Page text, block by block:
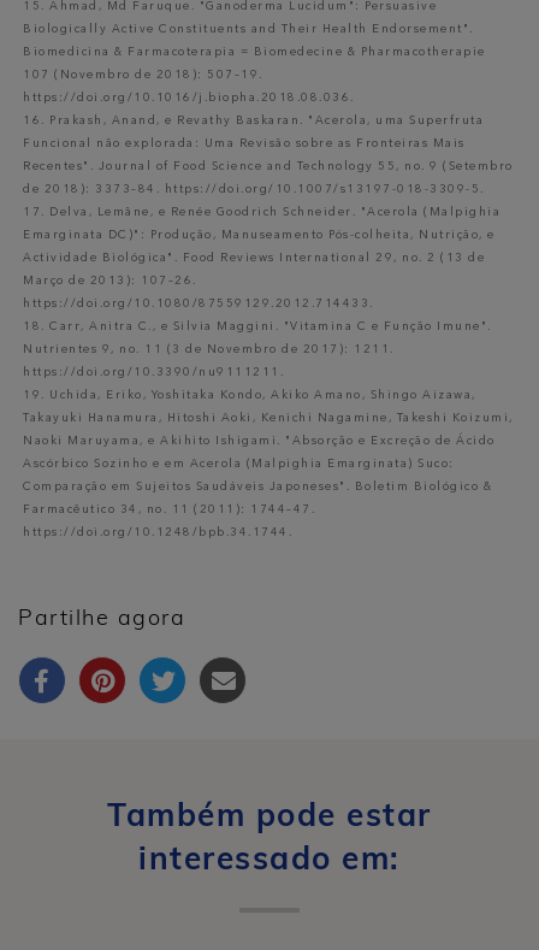
15. Ahmad, Md Faruque. "Ganoderma Lucidum": Persuasive
Biologically Active Constituents and Their Health Endorsement".
Biomedicina & Farmacoterapia = Biomedecine & Pharmacotherapie
107 (Novembro de 2018): 507–19.
https://doi.org/10.1016/j.biopha.2018.08.036.
16. Prakash, Anand, e Revathy Baskaran. "Acerola, uma Superfruta
Funcional não explorada: Uma Revisão sobre as Fronteiras Mais
Recentes". Journal of Food Science and Technology 55, no. 9 (Setembro
de 2018): 3373–84. https://doi.org/10.1007/s13197-018-3309-5.
17. Delva, Lemâne, e Renée Goodrich Schneider. "Acerola (Malpighia
Emarginata DC)": Produção, Manuseamento Pós-colheita, Nutrição, e
Actividade Biológica". Food Reviews International 29, no. 2 (13 de
Março de 2013): 107–26.
https://doi.org/10.1080/87559129.2012.714433.
18. Carr, Anitra C., e Silvia Maggini. "Vitamina C e Função Imune".
Nutrientes 9, no. 11 (3 de Novembro de 2017): 1211.
https://doi.org/10.3390/nu9111211.
19. Uchida, Eriko, Yoshitaka Kondo, Akiko Amano, Shingo Aizawa,
Takayuki Hanamura, Hitoshi Aoki, Kenichi Nagamine, Takeshi Koizumi,
Naoki Maruyama, e Akihito Ishigami. "Absorção e Excreção de Ácido
Ascórbico Sozinho e em Acerola (Malpighia Emarginata) Suco:
Comparação em Sujeitos Saudáveis Japoneses". Boletim Biológico &
Farmacêutico 34, no. 11 (2011): 1744–47.
https://doi.org/10.1248/bpb.34.1744.
Partilhe agora
Também pode estar
interessado em: